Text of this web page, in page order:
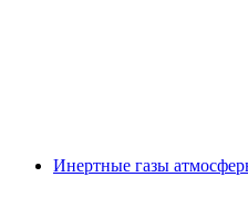
Инертные газы